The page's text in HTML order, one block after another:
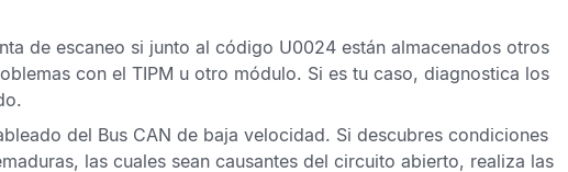
de escaneo si junto al código U0024 están almacenados otros
con el TIPM u otro módulo. Si es tu caso, diagnostica los
del Bus CAN de baja velocidad. Si descubres condiciones
las cuales sean causantes del circuito abierto, realiza las